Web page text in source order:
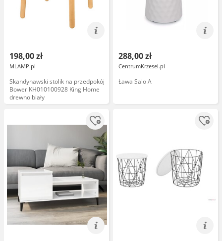
198,00 zł
MLAMP.pl
Skandynawski stolik na przedpokój
Bower KH010100928 King Home
drewno biały
288,00 zł
CentrumKrzesel.pl
Ława Salo A